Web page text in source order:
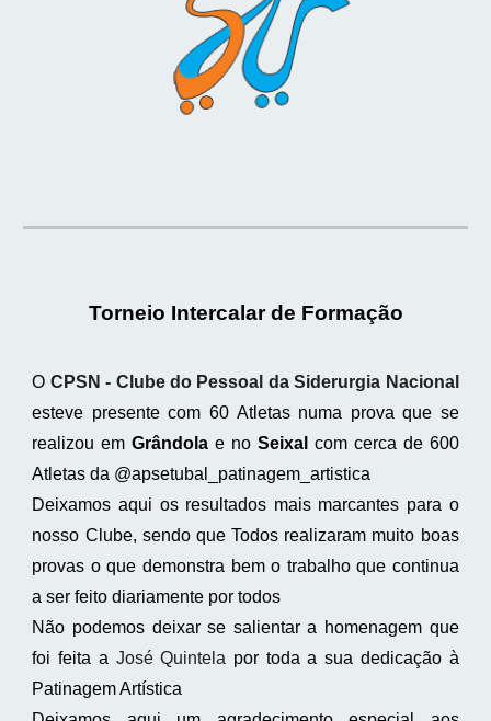
Torneio Intercalar de Formação
O CPSN - Clube do Pessoal da Siderurgia Nacional
esteve presente com 60 Atletas numa prova que se
realizou emGrândola e no Seixal com cerca de 600
Atletas da @apsetubal_patinagem_artistica
Deixamos aqui os resultados mais marcantes para o
nosso Clube, sendo que Todos realizaram muito boas
provas o que demonstra bem o trabalho que continua
a ser feito diariamente por todos
Não podemos deixar se salientar a homenagem que
foi feita a José Quintela por toda a sua dedicação à
Patinagem Artística